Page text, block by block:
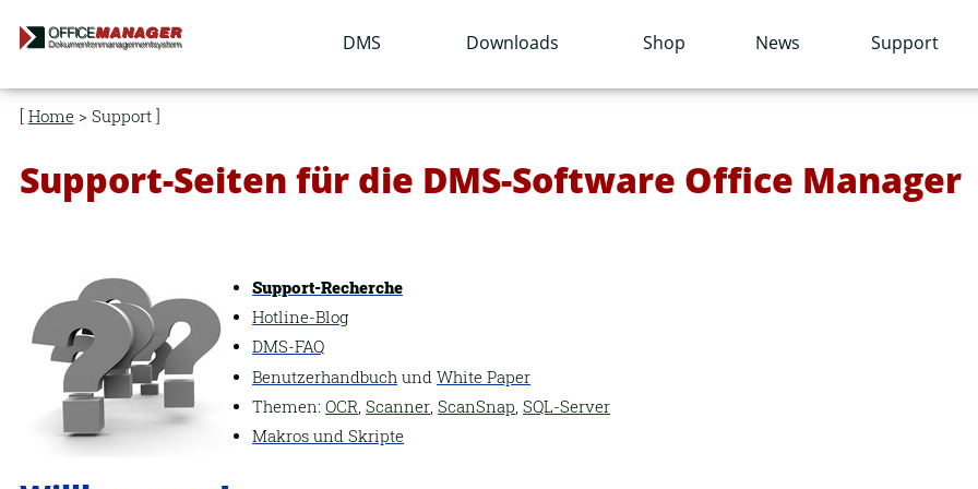
Navigation
überspringen
DMS Downloads Shop News Support
Home > Support
Support-Seiten für die DMS-Software Office Manager
Support-Recherche
Hotline-Blog
DMS-FAQ
Benutzerhandbuch undWhite Paper
Themen:OCR ,Scanner ,ScanSnap ,SQL-Server
Makros und Skripte